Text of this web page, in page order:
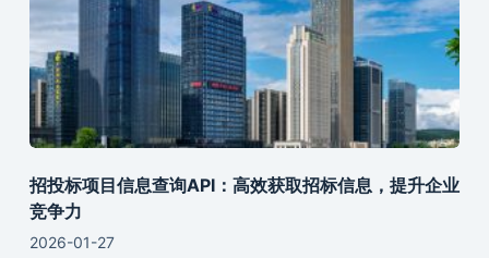
招投标项目信息查询API：高效获取招标信息，提升企业
竞争力
2026-01-27